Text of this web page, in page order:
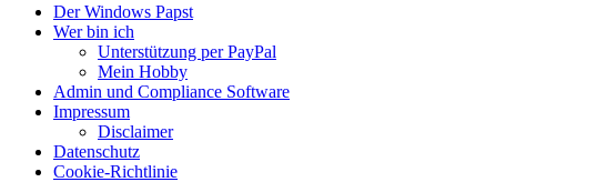
Der Windows Papst
Wer bin ich
Unterstützung per PayPal
Mein Hobby
Admin und Compliance Software
Impressum
Disclaimer
Datenschutz
Cookie-Richtlinie